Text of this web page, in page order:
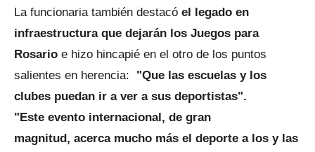
La funcionaria también destacó el legado en
infraestructura que dejarán los Juegos para
Rosario e hizo hincapié en el otro de los puntos
salientes en herencia: "Que las escuelas y los
clubes puedan ir a ver a sus deportistas".
"Este evento internacional, de gran
magnitud, acerca mucho más el deporte a los y las